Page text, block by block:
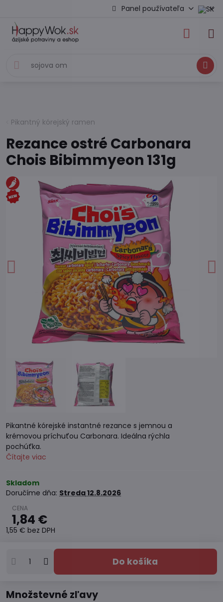
Panel používateľa
Hľadať
Pikantný kórejský ramen
Rezance ostré Carbonara
Chois Bibimmyeon 131g
Pikantné kórejské instantné rezance s jemnou a
krémovou príchuťou Carbonara. Ideálna rýchla
pochúťka.
Čítajte viac
Skladom
Doručíme dňa: Streda12.8.2026
1,84 €
1,55 € bez DPH
Do košíka
Množstevné zľavy